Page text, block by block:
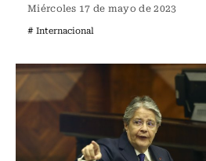
Miércoles 17 de mayo de 2023
# Internacional